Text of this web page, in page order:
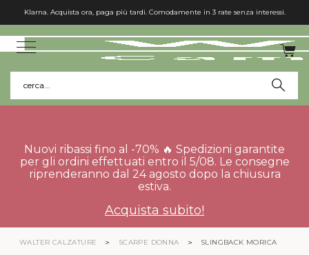
Klarna. Acquista ora, paga più tardi. Comodamente in 3 rate senza interessi.
cerca...
Nuovi ribassi fino al -70% 🔥 Spedizioni garantite
per gli ordini effettuati entro il 5/08. Le consegne
riprenderanno dal 24 agosto dopo la chiusura
estiva.
Acquista subito!
WALTER CALZATURE SCARPE DONNA SLINGBACK MORICA